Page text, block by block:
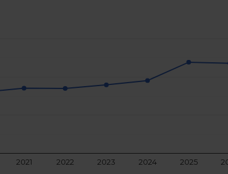
2021 2022 2023 2024 2025